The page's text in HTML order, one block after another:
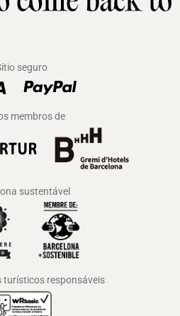
seguro
membros de
sustentável
responsáveis